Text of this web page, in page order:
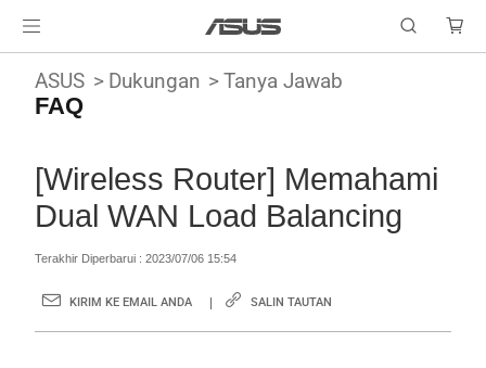
ASUS Dukungan Tanya Jawab
FAQ
[Wireless Router] Memahami
Dual WAN Load Balancing
Terakhir Diperbarui : 2023/07/06 15:54
KIRIM KE EMAIL ANDA SALIN TAUTAN